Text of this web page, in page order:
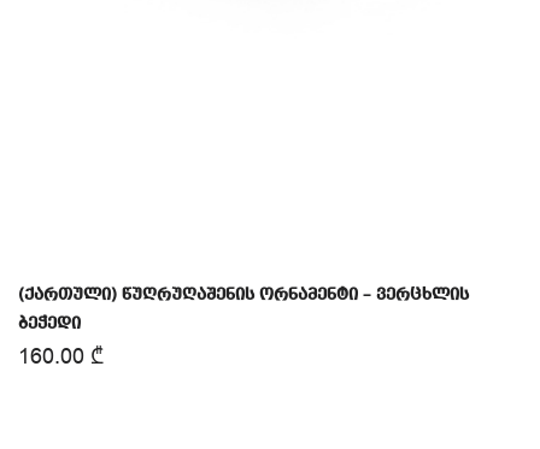
(ქართული) წუღრუღაშენის ორნამენტი – ვერცხლის
ბეჭედი
160.00 ₾